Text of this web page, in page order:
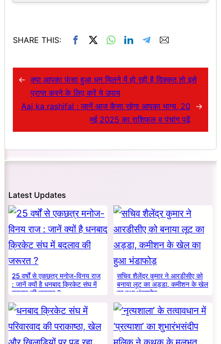
SHARE THIS:
← क्या आपका फंसा हुआ धन मिलने में हो रही है दिक्कत तो इसे
प्राप्त करने के लिए करें ये उपाय
Aaj ka rashifal : जानें आज कैसा रहेगा आपका भाग्य, 20
मई 2025 का राशिफल व पंचांग पढ़ें
→
Latest Updates
25 वर्षों से एकछत्र मनोज-विनय राज
: जानें क्यों है धनबाद क्रिकेट संघ में
बदलाव की जरूरत ?
सचिव शैलेंद्र कुमार ने आरडीसीए को
बनाया लूट का अड्डा, कमीशन के खेल
का हुआ भंडाफोड़